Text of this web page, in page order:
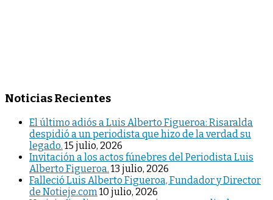
Noticias Recientes
El último adiós a Luis Alberto Figueroa: Risaralda
despidió a un periodista que hizo de la verdad su
legado. 15 julio, 2026
Invitación a los actos fúnebres del Periodista Luis
Alberto Figueroa. 13 julio, 2026
Falleció Luis Alberto Figueroa, Fundador y Director
de Notieje.com 10 julio, 2026